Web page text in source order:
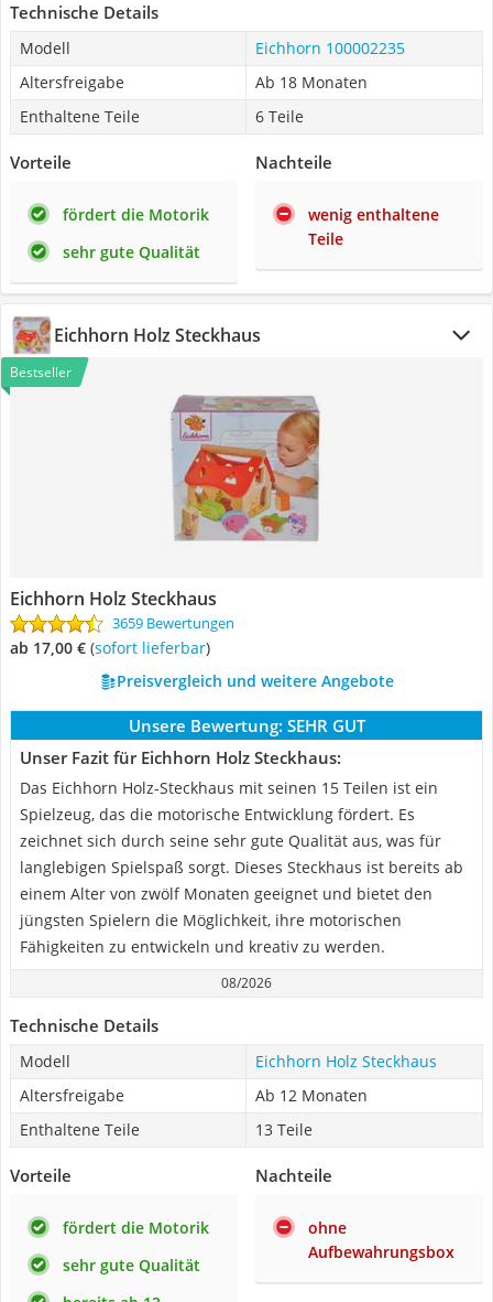
Technische Details
Modell
Eichhorn 100002235
Altersfreigabe
Ab 18 Monaten
Enthaltene Teile
6 Teile
Vorteile
fördert die Motorik
sehr gute Qualität
Nachteile
wenig enthaltene
Teile
Eichhorn Holz Steckhaus
Bestseller
Eichhorn Holz Steckhaus
3659 Bewertungen
ab 17,00 € ( Sofort lieferbar)
Preisvergleich und weitere Angebote
Unsere Bewertung: SEHR GUT
Unser Fazit für Eichhorn Holz Steckhaus:
Das Eichhorn Holz-Steckhaus mit seinen 15 Teilen ist ein
Spielzeug, das die motorische Entwicklung fördert. Es
zeichnet sich durch seine sehr gute Qualität aus, was für
langlebigen Spielspaß sorgt. Dieses Steckhaus ist bereits ab
einem Alter von zwölf Monaten geeignet und bietet den
jüngsten Spielern die Möglichkeit, ihre motorischen
Fähigkeiten zu entwickeln und kreativ zu werden.
08/2026
Technische Details
Modell
Eichhorn Holz Steckhaus
Altersfreigabe
Ab 12 Monaten
Enthaltene Teile
13 Teile
Vorteile
fördert die Motorik
sehr gute Qualität
Nachteile
ohne
Aufbewahrungsbox